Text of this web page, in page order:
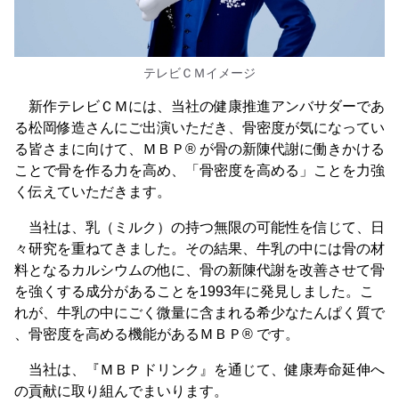
テレビＣＭイメージ
新作テレビＣＭには、当社の健康推進アンバサダーであ
る松岡修造さんにご出演いただき、骨密度が気になってい
る皆さまに向けて、ＭＢＰ® が骨の新陳代謝に働きかける
ことで骨を作る力を高め、「骨密度を高める」ことを力強
く伝えていただきます。
当社は、乳（ミルク）の持つ無限の可能性を信じて、日
々研究を重ねてきました。その結果、牛乳の中には骨の材
料となるカルシウムの他に、骨の新陳代謝を改善させて骨
を強くする成分があることを1993年に発見しました。こ
れが、牛乳の中にごく微量に含まれる希少なたんぱく質で
、骨密度を高める機能があるＭＢＰ® です。
当社は、『ＭＢＰドリンク』を通じて、健康寿命延伸へ
の貢献に取り組んでまいります。